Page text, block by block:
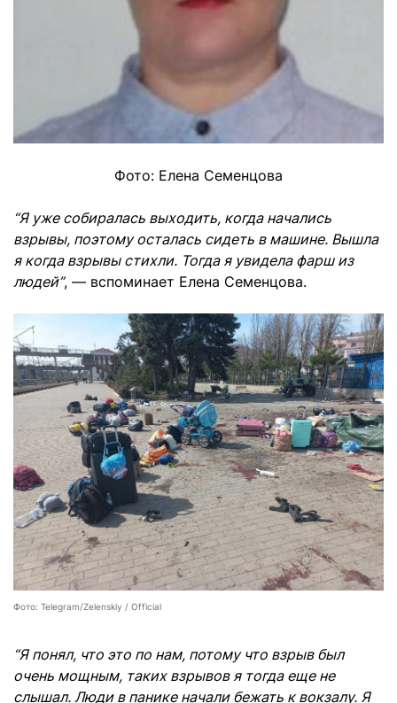
Фото: Елена Семенцова
“Я уже собиралась выходить, когда начались
взрывы, поэтому осталась сидеть в машине. Вышла
я когда взрывы стихли. Тогда я увидела фарш из
людей”, — вспоминает Елена Семенцова.
Фото: Telegram/Zelenskiy / Official
“Я понял, что это по нам, потому что взрыв был
очень мощным, таких взрывов я тогда еще не
слышал. Люди в панике начали бежать к вокзалу. Я